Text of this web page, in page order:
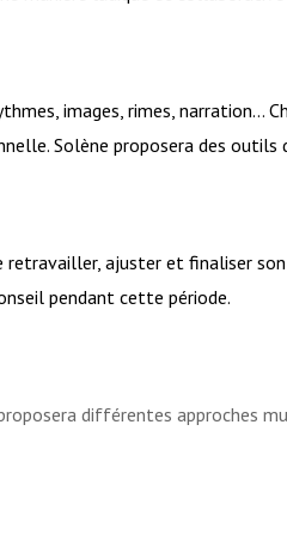
images, rimes, narration…
Solène proposera des outils
retravailler, ajuster et finaliser
pendant cette période.
différentes approches